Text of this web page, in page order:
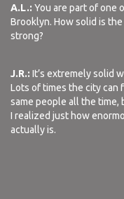
A.L.: You are part of one
Brooklyn. How solid is
strong?
J.R.: It’s extremely solid
Lots of times the city can
same people all the time,
I realized just how
actually is.